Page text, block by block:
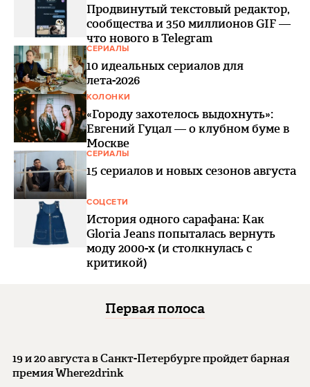
Продвинутый текстовый редактор,
сообщества и 350 миллионов GIF —
что нового в Telegram
СЕРИАЛЫ
10 идеальных сериалов для
лета-2026
КОЛОНКИ
«Городу захотелось выдохнуть»:
Евгений Гуцал — о клубном буме в
Москве
СЕРИАЛЫ
15 сериалов и новых сезонов августа
СОЦСЕТИ
История одного сарафана: Как
Gloria Jeans попыталась вернуть
моду 2000-х (и столкнулась с
критикой)
Первая полоса
19 и 20 августа в Санкт-Петербурге пройдет барная
премия Where2drink